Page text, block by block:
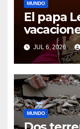
MUNDO
El papa
julio:
del
JUL 6, 2026
MUNDO